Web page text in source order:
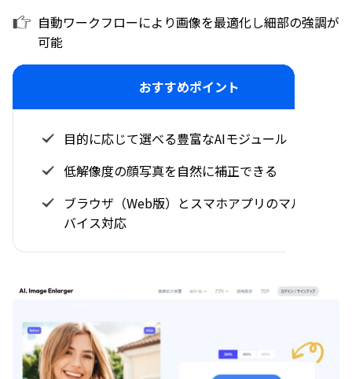
自動ワークフローにより画像を最適化し細部の強調が
可能
おすすめポイント
目的に応じて選べる豊富なAIモジュール
低解像度の顔写真を自然に補正できる
ブラウザ（Web版）とスマホアプリのマルチデ
バイス対応